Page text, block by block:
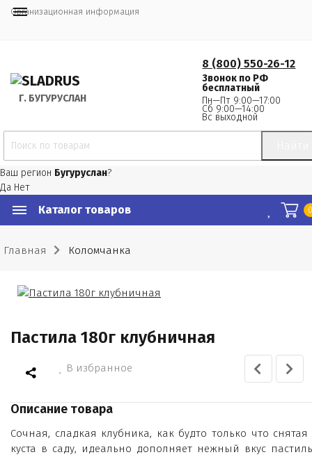
Организационная информация
Г. БУГУРУСЛАН
8 (800) 550-26-12
Звонок по РФ
бесплатный
Пн—Пт 9:00—17:00
Сб 9:00—14:00
Вс выходной
Ваш регион Бугуруслан?
Да Нет
Каталог товаров
Главная Коломчанка
Пастила 180г клубничная
В избранное
Описание товара
Сочная, сладкая клубника, как будто только что снятая
куста в саду, идеально дополняет нежный вкус